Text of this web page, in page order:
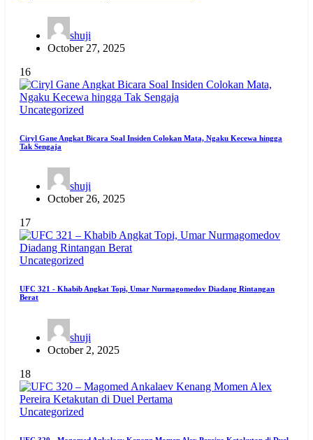
shuji
October 27, 2025
16
Uncategorized
Ciryl Gane Angkat Bicara Soal Insiden Colokan Mata, Ngaku Kecewa hingga
Tak Sengaja
shuji
October 26, 2025
17
Uncategorized
UFC 321 - Khabib Angkat Topi, Umar Nurmagomedov Diadang Rintangan
Berat
shuji
October 2, 2025
18
Uncategorized